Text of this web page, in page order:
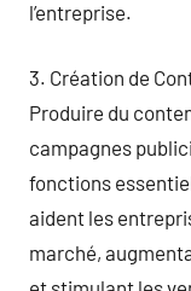
l’entreprise.
3. Création de
Produire du
campagnes
fonctions
aident les
marché,